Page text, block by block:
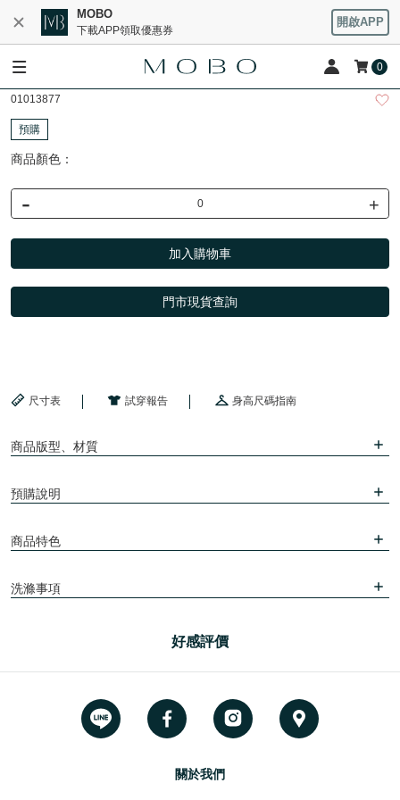
MOBO
下載APP領取優惠券
開啟APP
0
01013877
預購
商品顏色：
- +
加入購物車
門市現貨查詢
尺寸表 試穿報告 身高尺碼指南
商品版型、材質
預購說明
商品特色
洗滌事項
好感評價
關於我們